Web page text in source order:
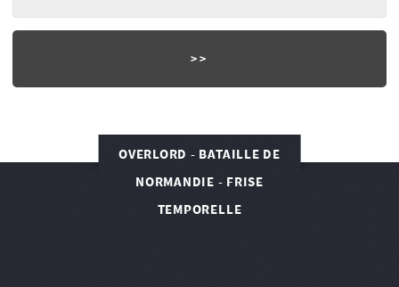
OVERLORD - BATAILLE DE
NORMANDIE - FRISE
TEMPORELLE